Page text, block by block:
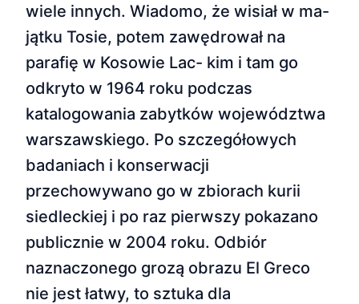
wiele innych. Wiadomo, że wisiał w ma-
jątku Tosie, potem zawędrował na
parafię w Kosowie Lac- kim i tam go
odkryto w 1964 roku podczas
katalogowania zabytków województwa
warszawskiego. Po szczegółowych
badaniach i konserwacji
przechowywano go w zbiorach kurii
siedleckiej i po raz pierwszy pokazano
publicznie w 2004 roku. Odbiór
naznaczonego grozą obrazu El Greco
nie jest łatwy, to sztuka dla